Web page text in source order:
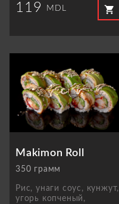
119 MDL shopping_cart
Makimon Roll
350 грамм
Рис, унаги соус, кунжут,
угорь копченый,